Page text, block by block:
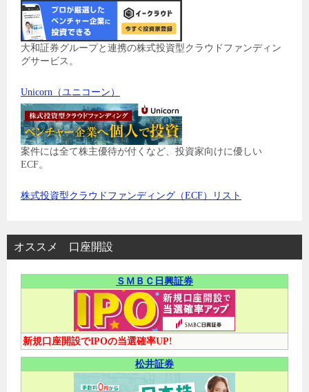
大和証券グループと連携の株式投資型クラウドファンディン
グサービス。
Unicorn（ユニコーン）
案件には全て株主優待が付くなど、投資家向けに優しい
ECF。
株式投資型クラウドファンディング（ECF）リスト
オススメ 口座開設
ＳＭＢＣ日興証券
新規口座開設でIPOの当選確率UP!
松井証券